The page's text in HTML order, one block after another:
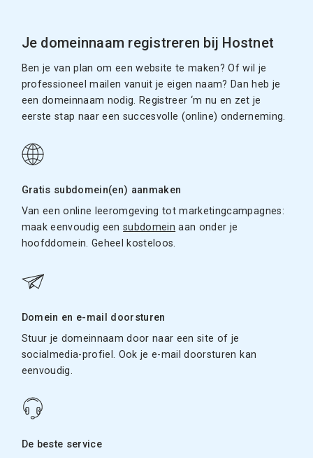
Je domeinnaam registreren bij Hostnet
Ben je van plan om een website te maken? Of wil je
professioneel mailen vanuit je eigen naam? Dan heb je
een domeinnaam nodig. Registreer ‘m nu en zet je
eerste stap naar een succesvolle (online) onderneming.
Gratis subdomein(en) aanmaken
Van een online leeromgeving tot marketingcampagnes:
maak eenvoudig eensubdomein aan onder je
hoofddomein. Geheel kosteloos.
Domein en e-mail doorsturen
Stuur je domeinnaam door naar een site of je
socialmedia-profiel. Ook je e-mail doorsturen kan
eenvoudig.
De beste service